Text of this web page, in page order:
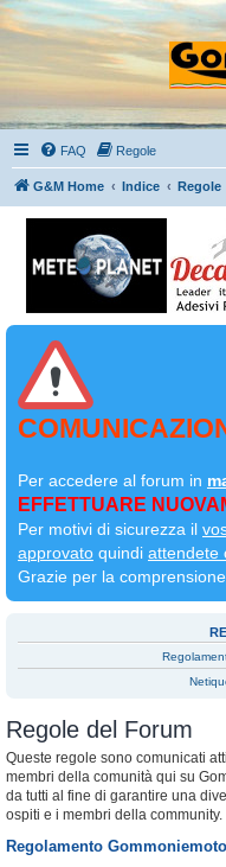
FAQ Regole
G&M Home Indice Regole
Per accedere al forum in
EFFETTUARE
Per motivi di sicurezza il
approvato quindi attendete
Grazie per la comprensione
Regole del Forum
Queste regole sono comunicati
membri della comunità qui su
da tutti al fine di garantire una
ospiti e i membri della community.
Regolamento